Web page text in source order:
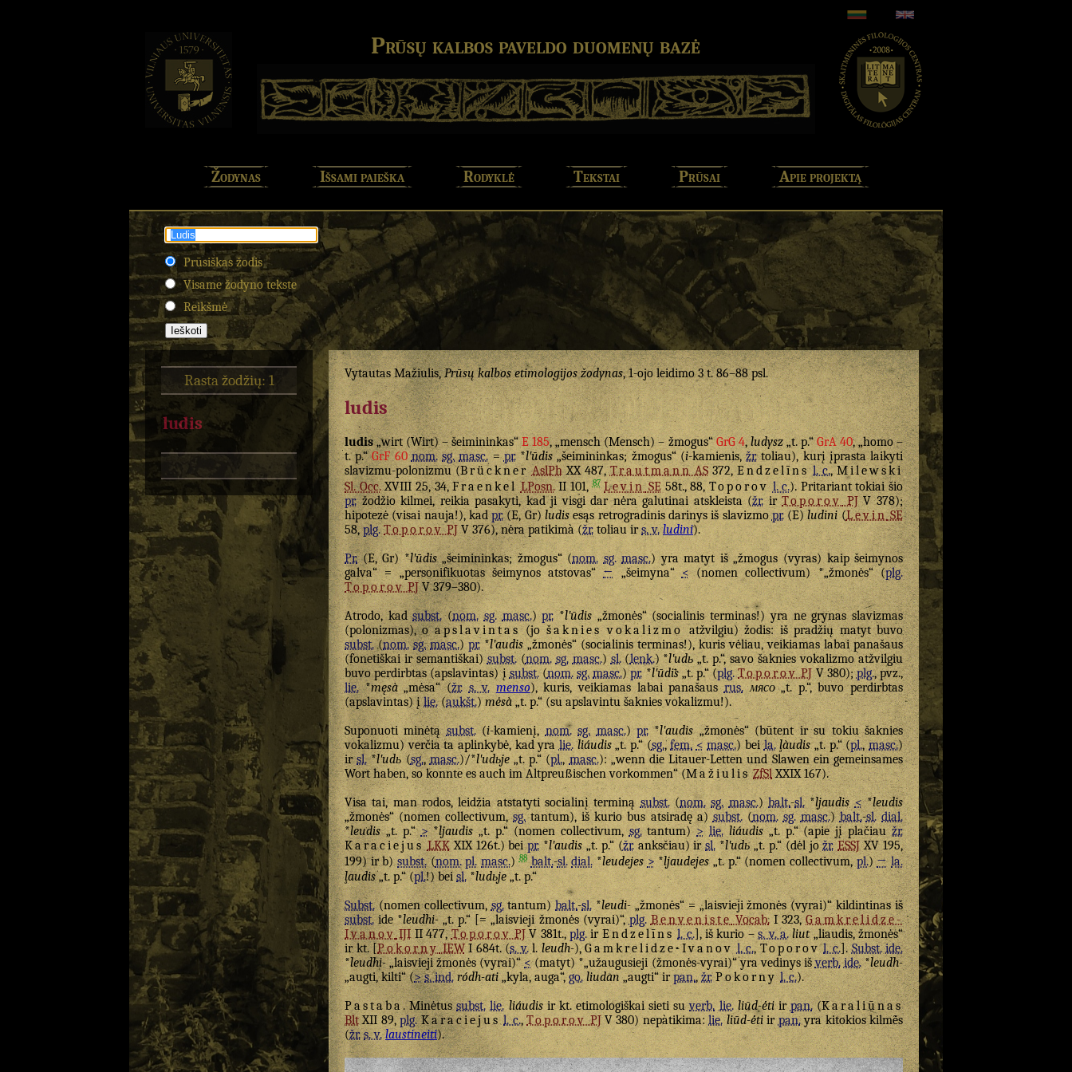
Prūsų kalbos paveldo duomenų bazė
Žodynas Išsami paieška Rodyklė Tekstai Prūsai Apie projektą
Prūsiškas žodis
Visame žodyno tekste
Reikšmė
Rasta žodžių: 1
ludis
Vytautas Mažiulis,Prūsų kalbos etimologijos žodynas, 1-ojo leidimo 3 t. 86–88 psl.
ludis
ludis„wirt (Wirt) – šeimininkas“E 185, „mensch (Mensch) – žmogus“GrG 4,ludysz„t. p.“GrA 40, „homo –
t. p.“GrF 60 nom. sg. masc.=pr.*lʹūdis„šeimininkas; žmogus“ (i-kamienis,žr.toliau), kurį įprasta laikyti
slavizmu-polonizmu (Brückner AslPhXX 487,TrautmannAS372,Endzelīns l. c.,Milewski
Sl. Occ.XVIII 25, 34,Fraenkel LPosn.II 101,87 LevinSE 58t., 88,Toporov l. c.). Pritariant tokiai šio
pr.žodžio kilmei, reikia pasakyti, kad ji visgi dar nėra galutinai atskleista (žr.irToporovPJV 378);
hipotezė (visai nauja!), kadpr.(E, Gr)ludisesąs retrogradinis darinys iš slavizmopr.(E)ludini(LevinSE
58,plg. ToporovPJV 376), nėra patikimà (žr. toliau irs. v. ludini).
Pr.(E, Gr) *lʹūdis„šeimininkas; žmogus“ (nom. sg. masc.) yra matyt iš „žmogus (vyras) kaip šeimynos
galva“ = „personifikuotas šeimynos atstovas“← „šeimyna“<(nomen collectivum) *„žmonės“ (plg.
ToporovPJV 379–380).
Atrodo, kadsubst.(nom. sg. masc.)pr.*lʹūdis„žmonės“ (socialinis terminas!) yra ne grynas slavizmas
(polonizmas), oapslavintas(jo šaknies vokalizmoatžvilgiu) žodis: iš pradžių matyt buvo
subst.(nom. sg. masc.)pr.*lʹaudis„žmonės“ (socialinis terminas!), kuris vėliau, veikiamas labai panašaus
(fonetiškai ir semantiškai)subst.(nom. sg. masc.)sl.(lenk.) *lʹudь„t. p.“, savo šaknies vokalizmo atžvilgiu
buvo perdirbtas (apslavintas) įsubst.(nom. sg. masc.)pr.*lʹūdis„t. p.“ (plg. ToporovPJV 380);plg., pvz.,
lie.*męsà„mėsa“ (žr. s. v. menso), kuris, veikiamas labai panašausrus. мясо„t. p.“, buvo perdirbtas
(apslavintas) įlie.(aukšt.)mėsà„t. p.“ (su apslavintu šaknies vokalizmu!).
Suponuoti minėtąsubst.(i-kamienį,nom. sg. masc.)pr. *lʹaudis„žmonės“ (būtent ir su tokiu šaknies
vokalizmu) verčia ta aplinkybė, kad yralie. liáudis„t. p.“ (sg.,fem. < masc.) beila. ļàudis„t. p.“ (pl.,masc.)
irsl.*lʹudь(sg.,masc.)/*lʹudьje„t. p.“ (pl.,masc.): „wenn die Litauer-Letten und Slawen ein gemeinsames
Wort haben, so konnte es auch im Altpreußischen vorkommen“ (Mažiulis ZfSlXXIX 167).
Visa tai, man rodos, leidžia atstatyti socialinį terminąsubst.(nom. sg. masc.)balt.-sl.*ljaudis <*leudis
„žmonės“ (nomen collectivum,sg.tantum), iš kurio bus atsiradę a)subst.(nom. sg. masc.)balt.-sl. dial.
*leudis„t. p.“>*ljaudis„t. p.“ (nomen collectivum,sg.tantum)> lie. liáudis„t. p.“ (apie jį plačiaužr.
Karaciejus LKKXIX 126t.) beipr.*lʹaudis„t. p.“ (žr.anksčiau) irsl.*lʹudь„t. p.“ (dėl jožr. ESSJXV 195,
199) ir b)subst.(nom. pl. masc.)88 balt.-sl. dial.*leudejes >*ljaudejes„t. p.“ (nomen collectivum,pl.)→ la.
ļaudis„t. p.“ (pl.!) beisl.*ludьje„t. p.“
Subst.(nomen collectivum,sg.tantum)balt.-sl.*leudi-„žmonės“ = „laisvieji žmonės (vyrai)“ kildintinas iš
subst.ide *leudhi-„t. p.“ [= „laisvieji žmonės (vyrai)“,plg. BenvenisteVocab.I 323,Gamkrelidze-
IvanovIJIII 477,ToporovPJV 381t.,plg.irEndzelīns l. c.], iš kurio –s. v. a. liut„liaudis, žmonės“
ir kt. [PokornyIEWI 684t. (s. v.l.leudh-),Gamkrelidze-Ivanov l. c.,Toporov l. c.].Subst. ide.
*leudhi-„laisvieji žmonės (vyrai)“<(matyt) *„užaugusieji (žmonės-vyrai)“ yra vedinys išverb. ide.*leudh-
„augti, kilti“ (> s. ind. ródh-ati„kyla, auga“,go. liudan„augti“ irpan.,žr. Pokorny l. c.).
Pastaba. Minėtussubst. lie. liáudisir kt. etimologiškai sieti suverb. lie. liūd-ė́tiirpan.(Karaliūnas
BltXII 89,plg. Karaciejus l. c.,ToporovPJV 380) nepàtikima:lie. liūd-ė́tiirpan.yra kitokios kilmė̃s
(žr. s. v. laustineiti).